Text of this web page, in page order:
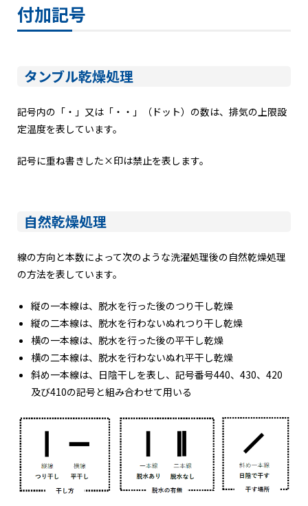
付加記号
タンブル乾燥処理
記号内の「・」又は「・・」（ドット）の数は、排気の上限設
定温度を表しています。
記号に重ね書きした×印は禁止を表します。
自然乾燥処理
線の方向と本数によって次のような洗濯処理後の自然乾燥処理
の方法を表しています。
縦の一本線は、脱水を行った後のつり干し乾燥
縦の二本線は、脱水を行わないぬれつり干し乾燥
横の一本線は、脱水を行った後の平干し乾燥
横の二本線は、脱水を行わないぬれ平干し乾燥
斜め一本線は、日陰干しを表し、記号番号440、430、420
及び410の記号と組み合わせて用いる